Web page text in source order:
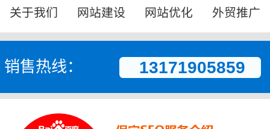
关于我们 网站建设 网站优化 外贸推广
销售热线： 13171905859